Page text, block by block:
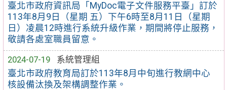
臺北市政府資訊局「MyDoc電子文件服務平臺」訂於
113年8月9日（星期 五）下午6時至8月11日（星期
日）凌晨12時進行系統升級作業，期間將停止服務，
敬請各處室職員留意。
2024-07-19
系統管理組
臺北市政府教育局訂於113年8月中旬進行教網中心
核設備汰換及架構調整作業。